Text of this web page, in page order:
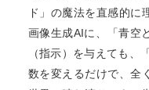
ド」の魔法を直感的に
画像生成AIに、「青空
（指示）を与えても、
数を変えるだけで、全